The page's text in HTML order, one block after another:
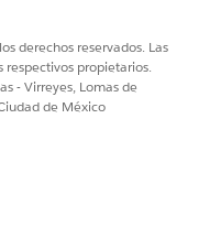
ARC Relationship
derechos reservados. Las
propietarios.
- Virreyes, Lomas de
de México